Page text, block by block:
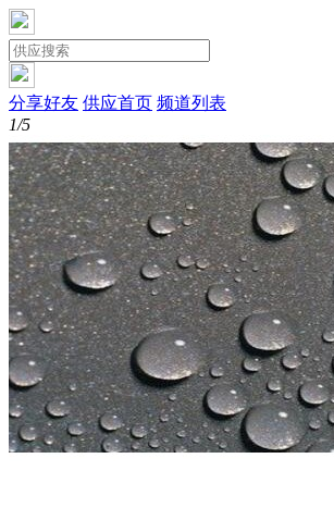
分享好友 供应首页 频道列表
1/5